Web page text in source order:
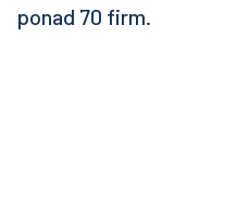
ponad 70 firm.